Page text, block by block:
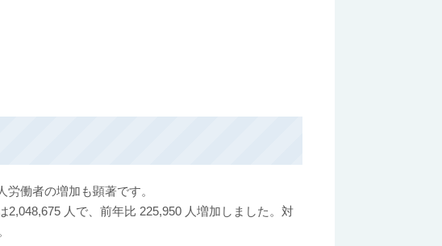
働者の増加も顕著です。
人で、前年比 225,950 人増加しました。対